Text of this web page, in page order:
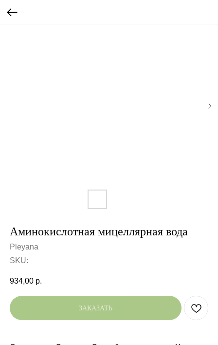
Аминокислотная мицеллярная вода
Pleyana
SKU:
934,00 р.
ЗАКАЗАТЬ